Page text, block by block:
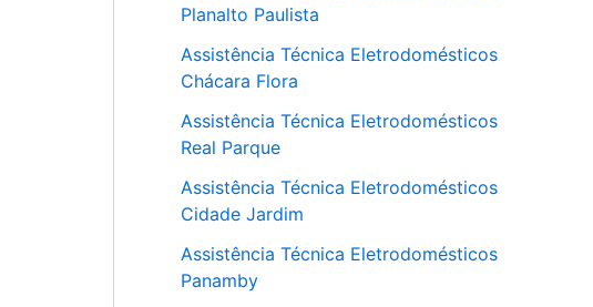
Planalto Paulista
Assistência Técnica Eletrodomésticos
Chácara Flora
Assistência Técnica Eletrodomésticos
Real Parque
Assistência Técnica Eletrodomésticos
Cidade Jardim
Assistência Técnica Eletrodomésticos
Panamby